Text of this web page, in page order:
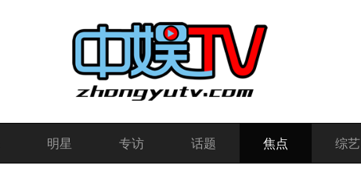
明星 专访 话题 焦点 综艺